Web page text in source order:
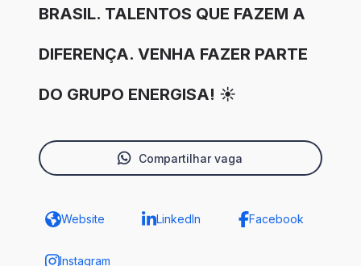
BRASIL. TALENTOS QUE FAZEM A
DIFERENÇA. VENHA FAZER PARTE
DO GRUPO ENERGISA! ☀️
Compartilhar vaga
Website LinkedIn Facebook
Instagram